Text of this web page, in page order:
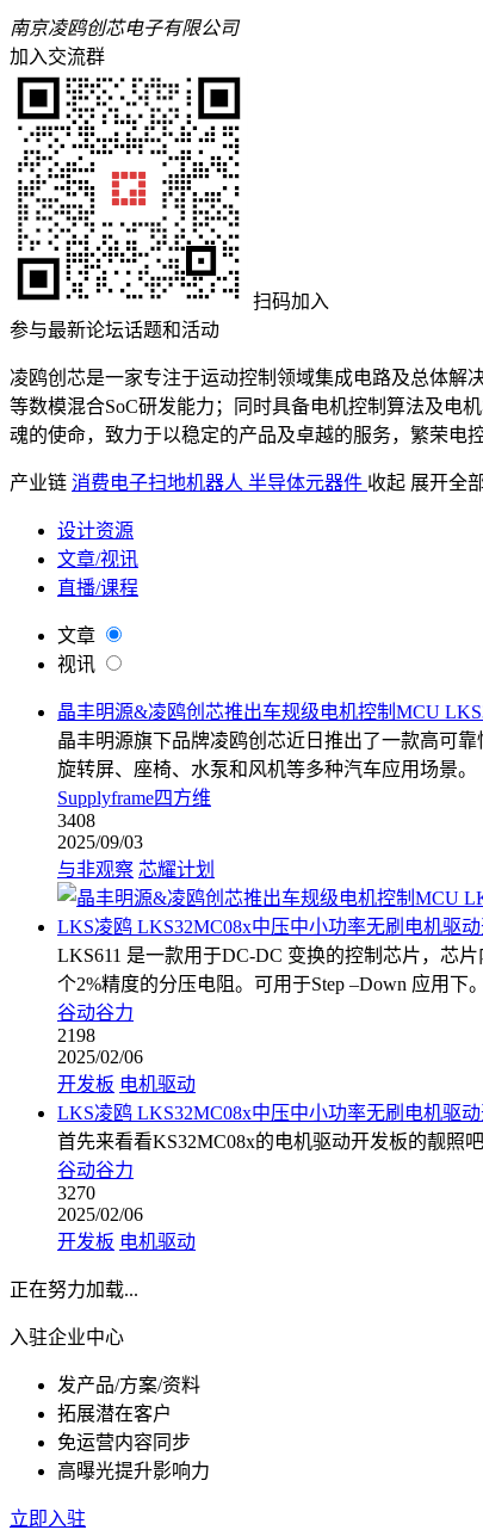
南京凌鸥创芯电子有限公司
加入交流群
扫码加入
参与最新论坛话题和活动
凌鸥创芯是一家专注于运动控制领域集成电路及总体解
等数模混合SoC研发能力；同时具备电机控制算法及电
魂的使命，致力于以稳定的产品及卓越的服务，繁荣电
产业链 消费电子扫地机器人 半导体元器件 收起 展开全
设计资源
文章/视讯
直播/课程
文章
视讯
晶丰明源&凌鸥创芯推出车规级电机控制MCU
晶丰明源旗下品牌凌鸥创芯近日推出了一款高可
旋转屏、座椅、水泵和风机等多种汽车应用场景。
Supplyframe四方维
3408
2025/09/03
与非观察 芯耀计划
LKS凌鸥 LKS32MC08x中压中小功率无刷电机驱
LKS611 是一款用于DC-DC 变换的控制芯片，芯
个2%精度的分压电阻。可用于Step –Down 应用下。
谷动谷力
2198
2025/02/06
开发板 电机驱动
LKS凌鸥 LKS32MC08x中压中小功率无刷电机驱动
首先来看看KS32MC08x的电机驱动开发板的靓照
谷动谷力
3270
2025/02/06
开发板 电机驱动
正在努力加载...
入驻企业中心
发产品/方案/资料
拓展潜在客户
免运营内容同步
高曝光提升影响力
立即入驻